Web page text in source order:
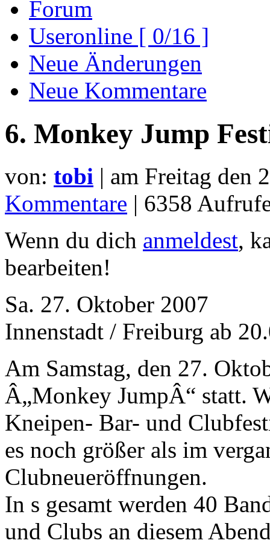
Forum
Useronline [ 0/16 ]
Neue Änderungen
Neue Kommentare
6. Monkey Jump
von: tobi | am Freitag den
Kommentare | 6358
Wenn du dich anmeldest,
bearbeiten!
Sa. 27. Oktober 2007
Innenstadt / Freiburg ab
Am Samstag, den 27.
Â„Monkey JumpÂ“ statt.
Kneipen- Bar- und
es noch größer als im
Clubneueröffnungen.
In s gesamt werden 40
und Clubs an diesem